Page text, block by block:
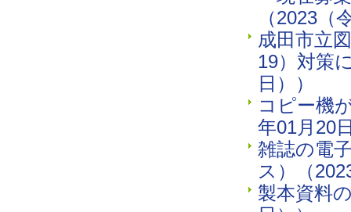
（2023（
成田市立
19）対策
日））
コピー機
年01月20
雑誌の電
ス）（
製本資料